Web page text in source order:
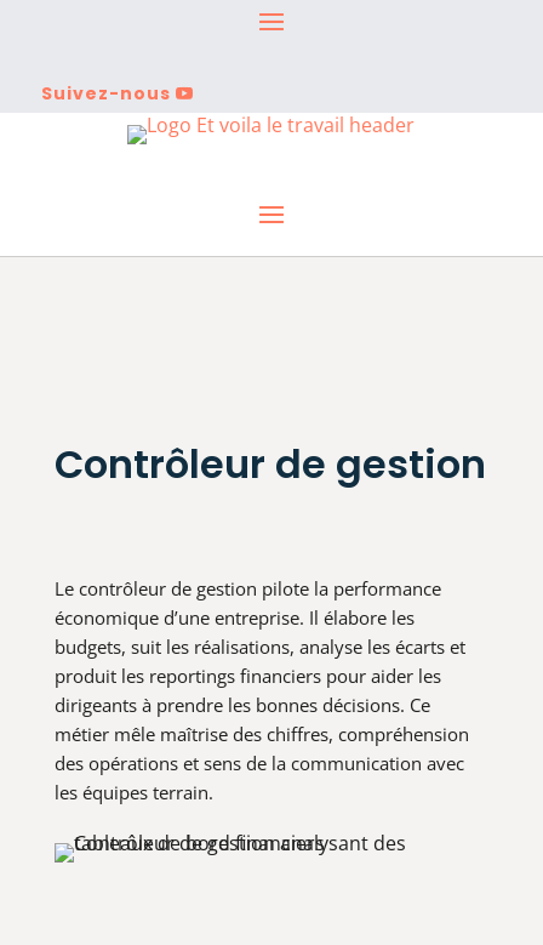
Suivez-nous
Contrôleur de gestion
Le contrôleur de gestion pilote la performance
économique d’une entreprise. Il élabore les
budgets, suit les réalisations, analyse les écarts et
produit les reportings financiers pour aider les
dirigeants à prendre les bonnes décisions. Ce
métier mêle maîtrise des chiffres, compréhension
des opérations et sens de la communication avec
les équipes terrain.